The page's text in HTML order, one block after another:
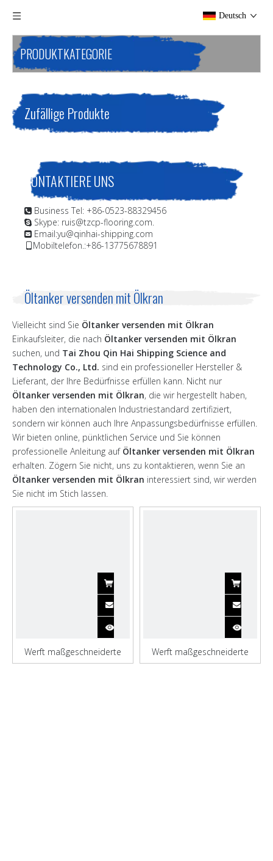
Deutsch
PRODUKTKATEGORIE
Zufällige Produkte
KONTAKTIERE UNS
 Business Tel: +86-0523-88329456
 Skype: ruis@tzcp-flooring.com.
 Email:yu@qinhai-shipping.com
Mobiltelefon.:+86-13775678891
Öltanker versenden mit Ölkran
Vielleicht sind Sie Öltanker versenden mit Ölkran
Einkaufsleiter, die nach Öltanker versenden mit Ölkran
suchen, und Tai Zhou Qin Hai Shipping Science and
Technology Co., Ltd. sind ein professioneller Hersteller &
Lieferant, der Ihre Bedürfnisse erfüllen kann. Nicht nur
Öltanker versenden mit Ölkran, die wir hergestellt haben,
haben den internationalen Industriestandard zertifiziert,
sondern wir können auch Ihre Anpassungsbedürfnisse erfüllen.
Wir bieten online, pünktlichen Service und Sie können
professionelle Anleitung auf Öltanker versenden mit Ölkran
erhalten. Zögern Sie nicht, uns zu kontaktieren, wenn Sie an
Öltanker versenden mit Ölkran interessiert sind, wir werden
Sie nicht im Stich lassen.
Werft maßgeschneiderte
5000dwt-Öltankschiffe mit
Werft maßgeschneiderte
3000dwt-Öltankschiffe mit